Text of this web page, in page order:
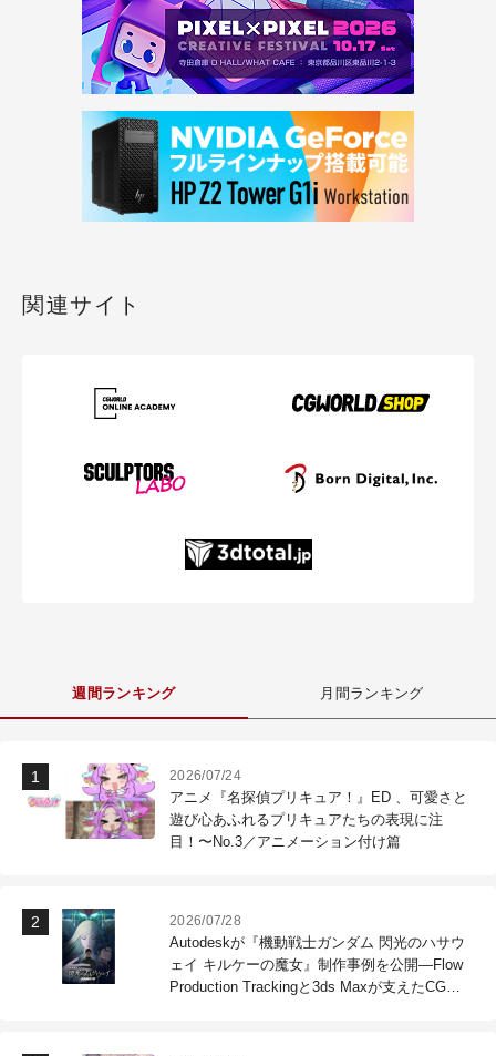
関連サイト
週間ランキング 月間ランキング
2026/07/24
アニメ『名探偵プリキュア！』ED 、可愛さと
遊び心あふれるプリキュアたちの表現に注
目！〜No.3／アニメーション付け篇
2026/07/28
Autodeskが『機動戦士ガンダム 閃光のハサウ
ェイ キルケーの魔女』制作事例を公開―Flow
Production Trackingと3ds Maxが支えたCG制